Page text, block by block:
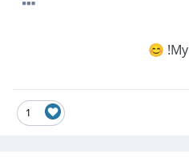
😊
1